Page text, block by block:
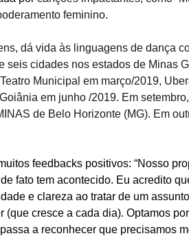
feminino.
dá vida às linguagens de dança
seis cidades nos estados de Minas
Municipal em março/2019,
em junho /2019. Em
de Belo Horizonte (MG). Em
feedbacks positivos: “Nosso
fato tem acontecido. Eu acredito
e clareza ao tratar de um
cresce a cada dia). Optamos
a reconhecer que precisamos